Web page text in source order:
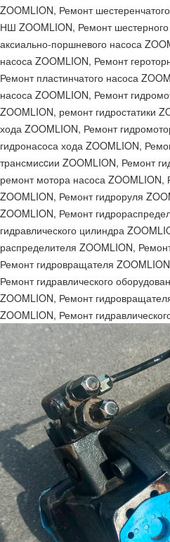
ZOOMLION, Ремонт
НШ ZOOMLION, Ремонт
аксиально-поршневого насоса
насоса ZOOMLION, Ремонт
Ремонт пластинчатого насоса
насоса ZOOMLION, Ремонт
ZOOMLION, ремонт гидростатики
хода ZOOMLION, Ремонт
гидронасоса хода ZOOMLION,
трансмисcии ZOOMLION, Ремонт
ремонт мотора насоса ZOOMLION,
ZOOMLION, Ремонт гидроруля
ZOOMLION, Ремонт
гидравлического цилиндра
распределителя ZOOMLION,
Ремонт гидровращателя
Ремонт гидравлического
ZOOMLION, Ремонт
ZOOMLION, Ремонт